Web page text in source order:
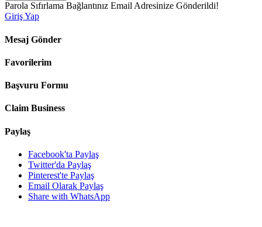
Parola Sıfırlama Bağlantınız Email Adresinize Gönderildi!
Giriş Yap
Mesaj Gönder
Favorilerim
Başvuru Formu
Claim Business
Paylaş
Facebook'ta Paylaş
Twitter'da Paylaş
Pinterest'te Paylaş
Email Olarak Paylaş
Share with WhatsApp